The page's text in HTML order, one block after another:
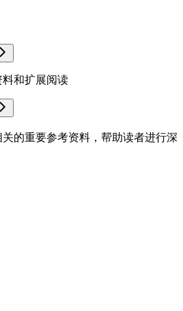
料和扩展阅读
的重要参考资料，帮助读者进行深